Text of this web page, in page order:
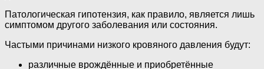
Патологическая гипотензия, как правило, является лишь
симптомом другого заболевания или состояния.
Частыми причинами низкого кровяного давления будут:
различные врождённые и приобретённые